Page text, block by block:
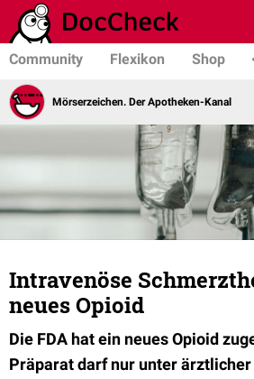
Community Flexikon Shop
Mörserzeichen. Der Apotheken-Kanal
Intravenöse
neues Opioid
Die FDA hat ein neues Opioid
Präparat darf nur unter